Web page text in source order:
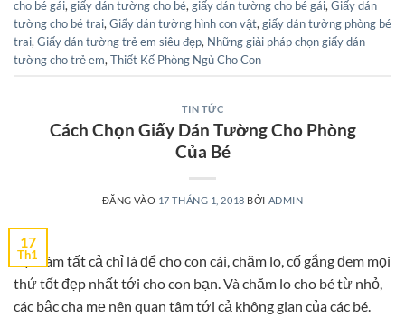
cho bé gái, giấy dán tường cho bé, giấy dán tường cho bé gái, Giấy dán
tường cho bé trai, Giấy dán tường hình con vật, giấy dán tường phòng bé
trai, Giấy dán tường trẻ em siêu đẹp, Những giải pháp chọn giấy dán
tường cho trẻ em, Thiết Kế Phòng Ngủ Cho Con
TIN TỨC
Cách Chọn Giấy Dán Tường Cho Phòng
Của Bé
ĐĂNG VÀO 17 THÁNG 1, 2018 BỞI ADMIN
17
Th1
Bạn làm tất cả chỉ là để cho con cái, chăm lo, cố gắng đem mọi
thứ tốt đẹp nhất tới cho con bạn. Và chăm lo cho bé từ nhỏ,
các bậc cha mẹ nên quan tâm tới cả không gian của các bé.